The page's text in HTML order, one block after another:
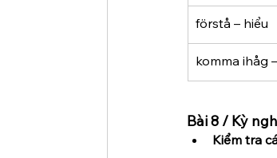
förstå – hiểu
komma ihåg
Bài 8 / Kỳ
Kiểm tra